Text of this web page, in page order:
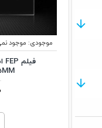
موجودی: موجود